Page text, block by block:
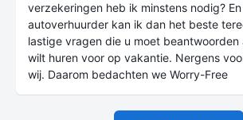
verzekeringen heb ik minstens nodig?
autoverhuurder kan ik dan het beste
lastige vragen die u moet beantwoorden
wilt huren voor op vakantie. Nergens
wij. Daarom bedachten we Worry-Free